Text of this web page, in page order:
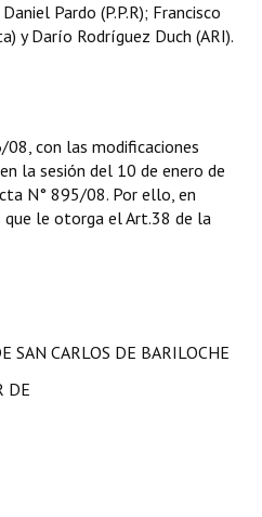
Pardo (P.P.R); Francisco
y Darío Rodríguez Duch (ARI).
con las modificaciones
la sesión del 10 de enero de
N° 895/08. Por ello, en
que le otorga el Art.38 de la
SAN CARLOS DE BARILOCHE
DE